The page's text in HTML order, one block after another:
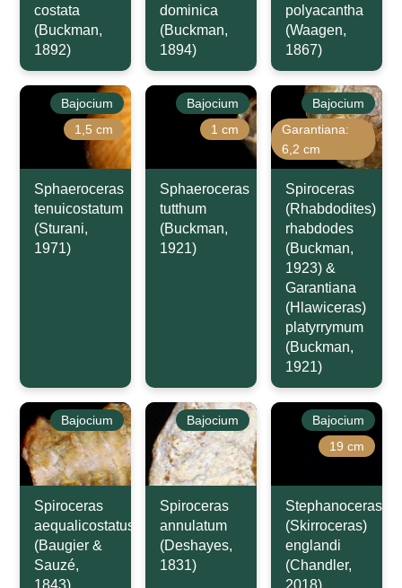
costata
(Buckman,
1892)
dominica
(Buckman,
1894)
polyacantha
(Waagen,
1867)
Bajocium
1,5 cm
Sphaeroceras
tenuicostatum
(Sturani,
1971)
Bajocium
1 cm
Sphaeroceras
tutthum
(Buckman,
1921)
Bajocium
Garantiana:
6,2 cm
Spiroceras
(Rhabdodites)
rhabdodes
(Buckman,
1923) &
Garantiana
(Hlawiceras)
platyrrymum
(Buckman,
1921)
Bajocium
Spiroceras
aequalicostatus
(Baugier &
Sauzé,
1843)
Bajocium
Spiroceras
annulatum
(Deshayes,
1831)
Bajocium
19 cm
Stephanoceras
(Skirroceras)
englandi
(Chandler,
2018)